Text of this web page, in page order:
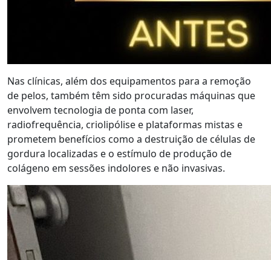
Nas clínicas, além dos equipamentos para a remoção
de pelos, também têm sido procuradas máquinas que
envolvem tecnologia de ponta com laser,
radiofrequência, criolipólise e plataformas mistas e
prometem benefícios como a destruição de células de
gordura localizadas e o estímulo de produção de
colágeno em sessões indolores e não invasivas.